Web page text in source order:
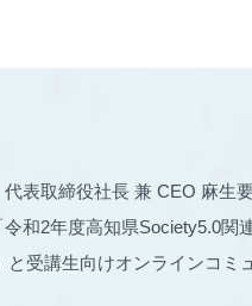
表取締役社長 兼 CEO 麻生
和2年度高知県Society5.0関
受講生向けオンラインコミ